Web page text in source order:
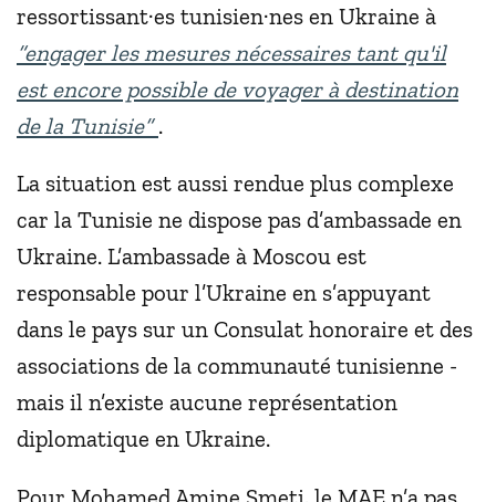
ressortissant·es tunisien·nes en Ukraine à
“engager les mesures nécessaires tant qu'il
est encore possible de voyager à destination
de la Tunisie” .
La situation est aussi rendue plus complexe
car la Tunisie ne dispose pas d’ambassade en
Ukraine. L’ambassade à Moscou est
responsable pour l’Ukraine en s’appuyant
dans le pays sur un Consulat honoraire et des
associations de la communauté tunisienne -
mais il n’existe aucune représentation
diplomatique en Ukraine.